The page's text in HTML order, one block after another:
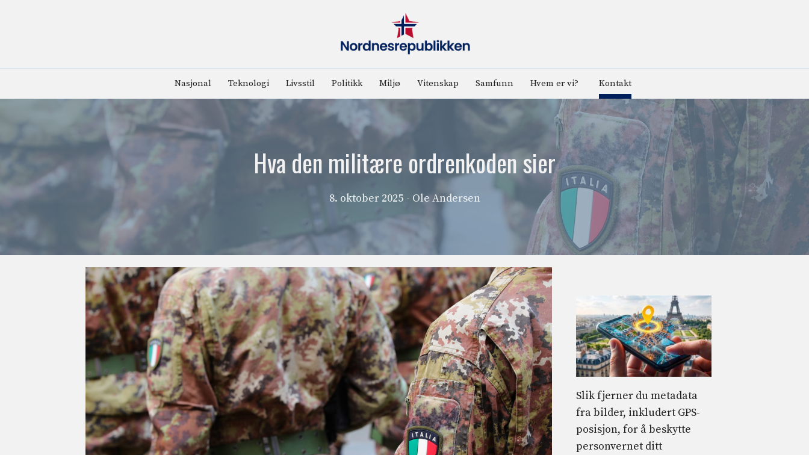
Nasjonal Teknologi Livsstil Politikk Miljø Vitenskap Samfunn Hvem er vi? Kontakt
Hva den militære ordrenkoden sier
8. oktober 2025 - Ole Andersen
Slik fjerner du metadata
fra bilder, inkludert GPS-
posisjon, for å beskytte
personvernet ditt